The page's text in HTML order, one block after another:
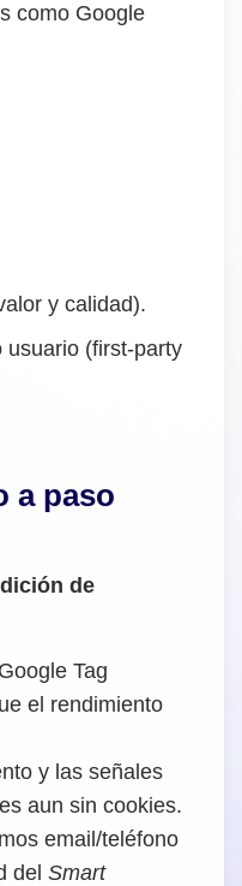
como Google
y calidad).
usuario (first-party
a paso
de
Tag
el rendimiento
y las señales
aun sin cookies.
email/teléfono
del Smart